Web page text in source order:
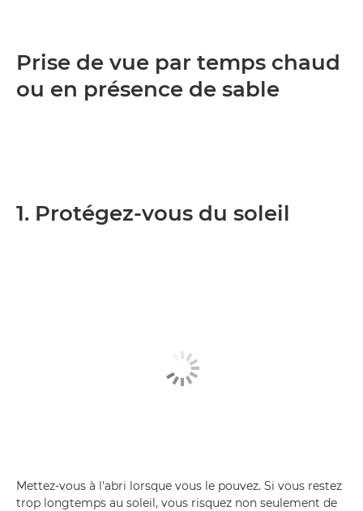
Prise de vue par temps chaud
ou en présence de sable
1. Protégez-vous du soleil
Mettez-vous à l'abri lorsque vous le pouvez. Si vous restez
trop longtemps au soleil, vous risquez non seulement de